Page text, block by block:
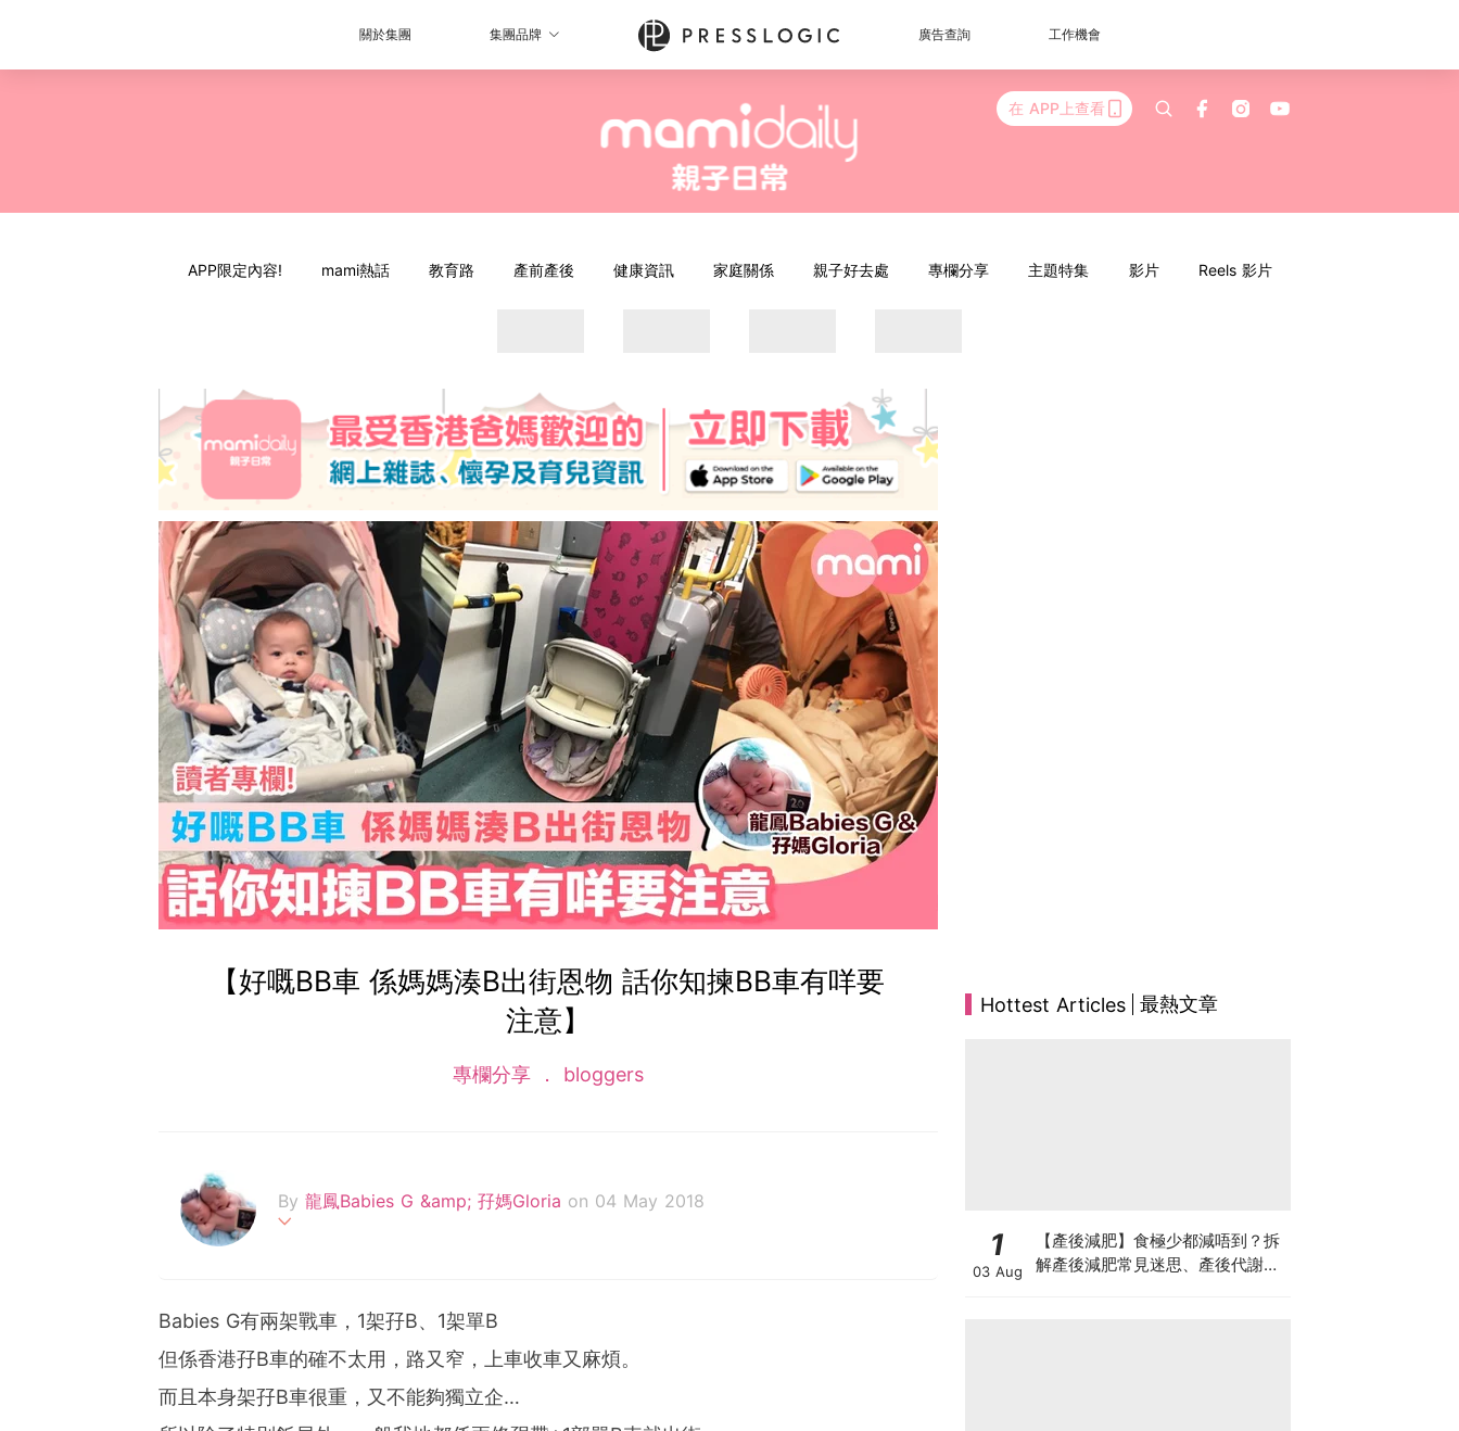
關於集團 集團品牌 廣告查詢 工作機會
在 APP上查看
APP限定內容! mami熱話 教育路 產前產後 健康資訊 家庭關係 親子好去處 專欄分享 主題特集 影片 Reels 影片
【好嘅BB車 係媽媽湊B出街恩物 話你知揀BB車有咩要
注意】
專欄分享 bloggers
By 龍鳳Babies G &amp; 孖媽Gloria on 04 May 2018
ia
Babies G有兩架戰車，1架孖B、1架單B
但係香港孖B車的確不太用，路又窄，上車收車又麻煩。
而且本身架孖B車很重，又不能夠獨立企…
Hottest Articles 最熱文章
1
03 Aug
【產後減肥】食極少都減唔到？拆
解產後減肥常見迷思、產後代謝、